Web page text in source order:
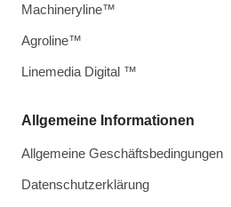
Allgemeine Informationen
Allgemeine Geschäftsbedingungen
Datenschutzerklärung
Machineryline™
Agroline™
Linemedia Digital ™